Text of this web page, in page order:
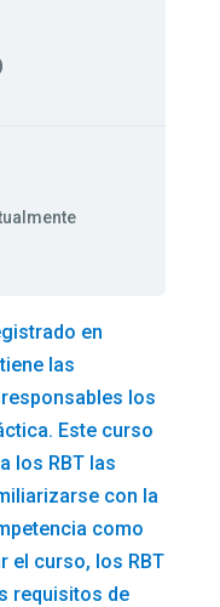
en
las
los
Este curso
los RBT las
con la
como
el curso, los RBT
requisitos de